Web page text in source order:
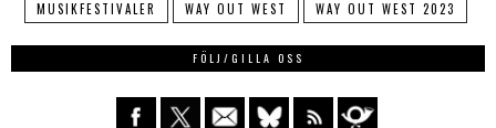
MUSIKFESTIVALER
WAY OUT WEST WAY OUT WEST 2023
FÖLJ/GILLA OSS